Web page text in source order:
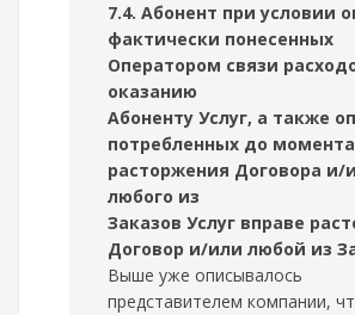
7.4. Абонент при условии
фактически понесенных
Оператором связи
оказанию
Абоненту Услуг, а также
потребленных до момента
расторжения Договора и/
любого из
Заказов Услуг вправе
Договор и/или любой из
Выше уже описывалось
представителем компании,